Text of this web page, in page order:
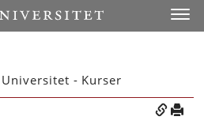
- Kurser